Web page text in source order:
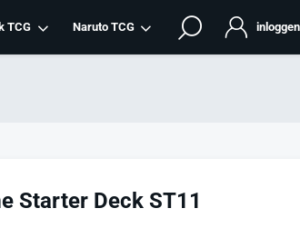
TCG Naruto TCG
Starter Deck ST11